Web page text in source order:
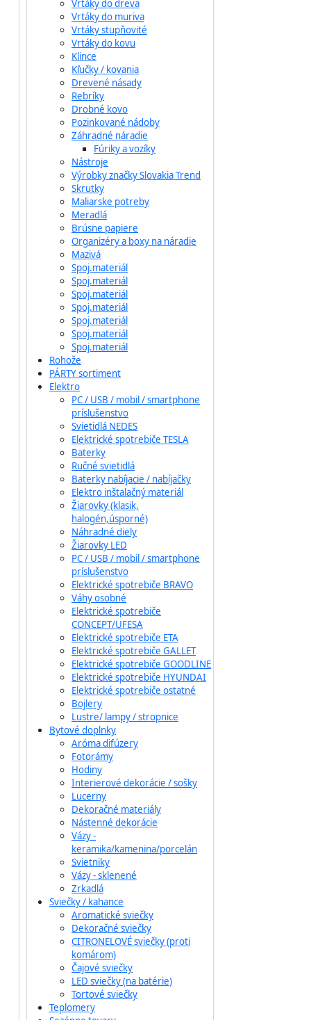
Vrtáky do dreva
Vrtáky do muriva
Vrtáky stupňovité
Vrtáky do kovu
Klince
Kľučky / kovania
Drevené násady
Rebríky
Drobné kovo
Pozinkované nádoby
Záhradné náradie
Fúriky a vozíky
Nástroje
Výrobky značky Slovakia Trend
Skrutky
Maliarske potreby
Meradlá
Brúsne papiere
Organizéry a boxy na náradie
Mazivá
Spoj.materiál
Spoj.materiál
Spoj.materiál
Spoj.materiál
Spoj.materiál
Spoj.materiál
Spoj.materiál
Rohože
PÁRTY sortiment
Elektro
PC / USB / mobil / smartphone
príslušenstvo
Svietidlá NEDES
Elektrické spotrebiče TESLA
Baterky
Ručné svietidlá
Baterky nabíjacie / nabíjačky
Elektro inštalačný materiál
Žiarovky (klasik,
halogén,úsporné)
Náhradné diely
Žiarovky LED
PC / USB / mobil / smartphone
príslušenstvo
Elektrické spotrebiče BRAVO
Váhy osobné
Elektrické spotrebiče
CONCEPT/UFESA
Elektrické spotrebiče ETA
Elektrické spotrebiče GALLET
Elektrické spotrebiče GOODLINE
Elektrické spotrebiče HYUNDAI
Elektrické spotrebiče ostatné
Bojlery
Lustre/ lampy / stropnice
Bytové doplnky
Aróma difúzery
Fotorámy
Hodiny
Interierové dekorácie / sošky
Lucerny
Dekoračné materiály
Nástenné dekorácie
Vázy -
keramika/kamenina/porcelán
Svietniky
Vázy - sklenené
Zrkadlá
Sviečky / kahance
Aromatické sviečky
Dekoračné sviečky
CITRONELOVÉ sviečky (proti
komárom)
Čajové sviečky
LED sviečky (na batérie)
Tortové sviečky
Teplomery